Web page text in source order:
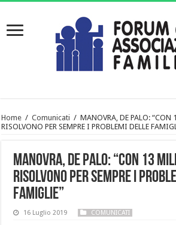
Home / Comunicati / MANOVRA, DE PALO:
RISOLVONO PER SEMPRE I PROBLEMI DELLE
MANOVRA, DE PALO: “CON 13
RISOLVONO PER SEMPRE I
FAMIGLIE”
16 Luglio 2019 COMUNICATI